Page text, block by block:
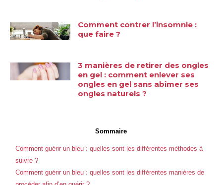
Comment contrer l’insomnie :
que faire ?
3 manières de retirer des ongles
en gel : comment enlever ses
ongles en gel sans abîmer ses
ongles naturels ?
Sommaire
Comment guérir un bleu : quelles sont les différentes méthodes à
suivre ?
Comment guérir un bleu : quelles sont les différentes manières de